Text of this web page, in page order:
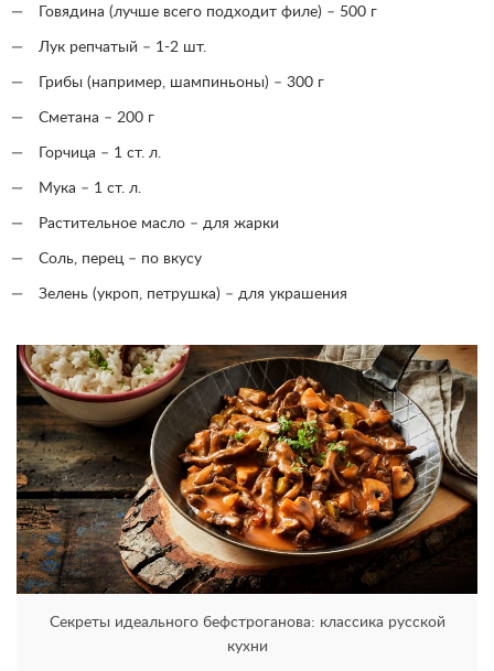
Говядина (лучше всего подходит филе) – 500 г
Лук репчатый – 1-2 шт.
Грибы (например, шампиньоны) – 300 г
Сметана – 200 г
Горчица – 1 ст. л.
Мука – 1 ст. л.
Растительное масло – для жарки
Соль, перец – по вкусу
Зелень (укроп, петрушка) – для украшения
Секреты идеального бефстроганова: классика русской
кухни